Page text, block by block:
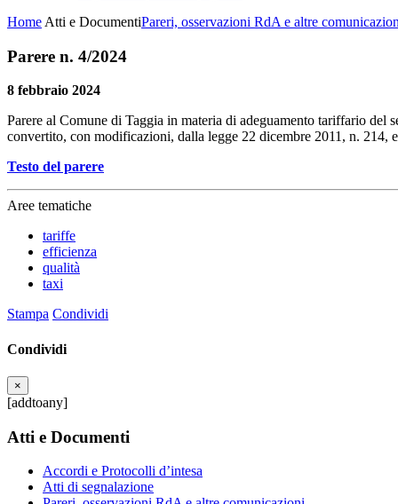
Home Atti e DocumentiPareri, osservazioni RdA e altre
Parere n. 4/2024
8 febbraio 2024
Parere al Comune di Taggia in materia di adeguamento tariffario del
convertito, con modificazioni, dalla legge 22 dicembre 2011, n. 214,
Testo del parere
Aree tematiche
tariffe
efficienza
qualità
taxi
Stampa Condividi
Condividi
×
[addtoany]
Atti e Documenti
Accordi e Protocolli d’intesa
Atti di segnalazione